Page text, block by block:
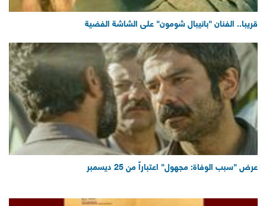
عرض "سبب الوفاة: مجهول" اعتباراً من 25 ديسمبر
قريبا.. الفنان "بانيبال شومون" على الشاشة الفضية